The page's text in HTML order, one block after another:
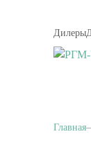
Дилеры
Главная